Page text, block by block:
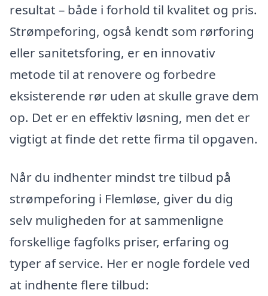
resultat – både i forhold til kvalitet og pris.
Strømpeforing, også kendt som rørforing
eller sanitetsforing, er en innovativ
metode til at renovere og forbedre
eksisterende rør uden at skulle grave dem
op. Det er en effektiv løsning, men det er
vigtigt at finde det rette firma til opgaven.
Når du indhenter mindst tre tilbud på
strømpeforing i Flemløse, giver du dig
selv muligheden for at sammenligne
forskellige fagfolks priser, erfaring og
typer af service. Her er nogle fordele ved
at indhente flere tilbud: